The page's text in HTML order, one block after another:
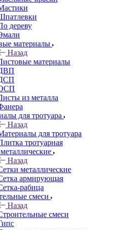
дереву
материалы
Назад
материалы
из металла
для тротуара
Назад
для тротуара
тротуарная
Назад
металлические
армирующая
рабица
смеси
Назад
смеси